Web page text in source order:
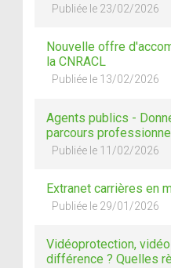
Publiée le 23/02/2026
Nouvelle offre
la CNRACL
Publiée le 13/02/2026
Agents publics -
parcours
Publiée le 11/02/2026
Extranet carrières en
Publiée le 29/01/2026
Vidéoprotection,
différence ? Quelles